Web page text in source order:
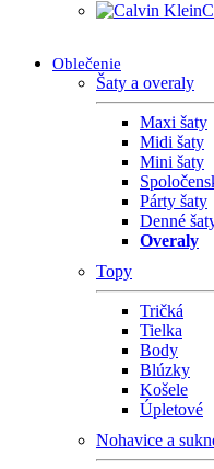
Oblečenie
Šaty a overaly
Maxi šaty
Midi šaty
Mini šaty
Párty šaty
Denné
Overaly
Topy
Tričká
Tielka
Body
Blúzky
Košele
Úpletové
Nohavice a